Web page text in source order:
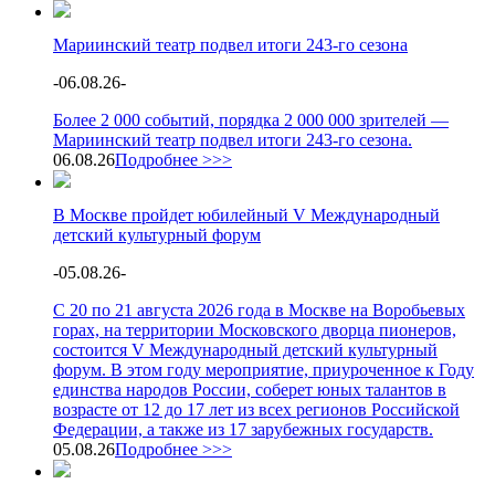
Мариинский театр подвел итоги 243-го сезона
-06.08.26-
Более 2 000 событий, порядка 2 000 000 зрителей —
Мариинский театр подвел итоги 243-го сезона.
06.08.26Подробнее >>>
В Москве пройдет юбилейный V Международный
детский культурный форум
-05.08.26-
С 20 по 21 августа 2026 года в Москве на Воробьевых
горах, на территории Московского дворца пионеров,
состоится V Международный детский культурный
форум. В этом году мероприятие, приуроченное к Году
единства народов России, соберет юных талантов в
возрасте от 12 до 17 лет из всех регионов Российской
Федерации, а также из 17 зарубежных государств.
05.08.26Подробнее >>>